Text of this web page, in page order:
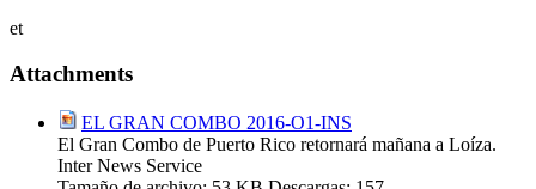
et
Attachments
EL GRAN COMBO 2016-O1-INS
El Gran Combo de Puerto Rico retornará mañana a Loíza.
Inter News Service